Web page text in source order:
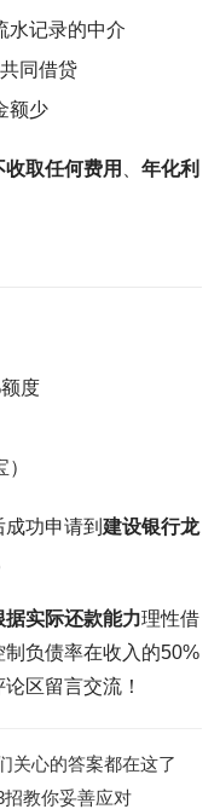
水记录的中介
同借贷
额少
收取任何费用
年化利
度
功申请到 建设银行龙
据实际还款能力理性借
制负债率在收入的50%
区留言交流！
关心的答案都在这了
教你妥善应对